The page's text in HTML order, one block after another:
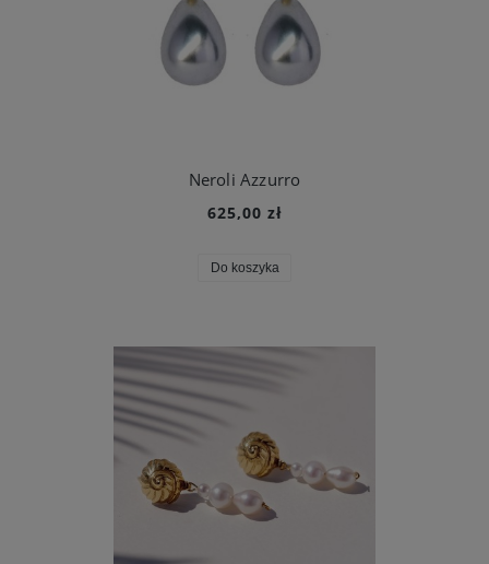
Neroli Azzurro
625,00 zł
Do koszyka